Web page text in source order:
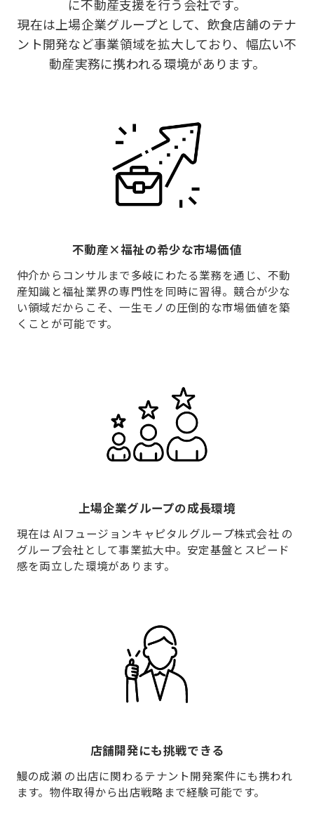
に不動産支援を行う会社です。
現在は上場企業グループとして、飲食店舗のテナ
ント開発など事業領域を拡大しており、幅広い不
動産実務に携われる環境があります。
不動産×福祉の希少な市場価値
仲介からコンサルまで多岐にわたる業務を通じ、不動
産知識と福祉業界の専門性を同時に習得。競合が少な
い領域だからこそ、一生モノの圧倒的な市場価値を築
くことが可能です。
上場企業グループの成長環境
現在は AIフュージョンキャピタルグループ株式会社 の
グループ会社として事業拡大中。安定基盤とスピード
感を両立した環境があります。
店舗開発にも挑戦できる
鰻の成瀬 の出店に関わるテナント開発案件にも携われ
ます。 物件取得から出店戦略まで経験可能です。